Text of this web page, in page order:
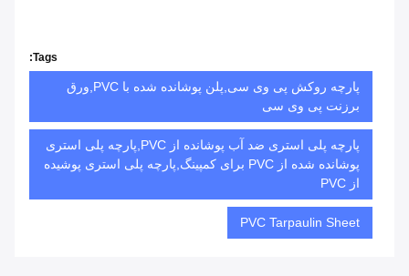
Tags:
پارچه روکش پی وی سی,پلن پوشانده شده با PVC,ورق
برزنت پی وی سی
پارچه پلی استری ضد آب پوشانده از PVC,پارچه پلی استری
پوشانده شده از PVC برای کمپینگ,پارچه پلی استری پوشیده
از PVC
PVC Tarpaulin Sheet